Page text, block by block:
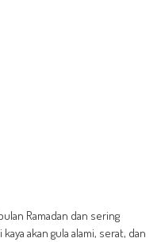
Ramadan dan sering
akan gula alami, serat, dan